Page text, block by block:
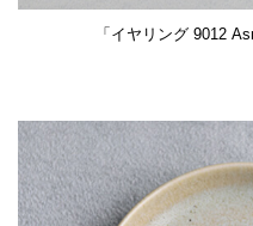
「イヤリング 9012